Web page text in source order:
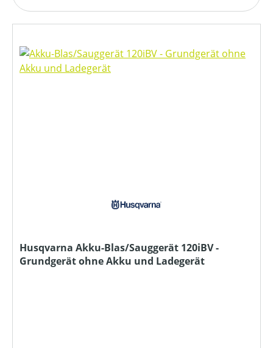
Husqvarna Akku-Blas/Sauggerät 120iBV -
Grundgerät ohne Akku und Ladegerät